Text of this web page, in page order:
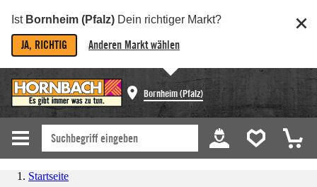
Ist Bornheim (Pfalz) Dein richtiger Markt?
JA, RICHTIG Anderen Markt wählen
Bornheim (Pfalz)
Startseite